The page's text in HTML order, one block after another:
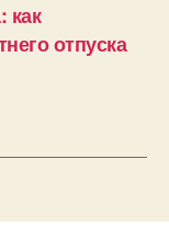
как
отпуска